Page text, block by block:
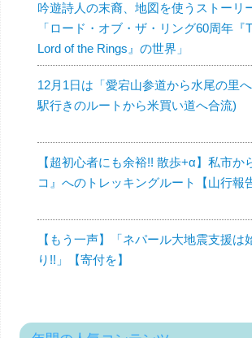
吟遊詩人の末裔、地図を使うストーリ
「ロード・オブ・ザ・リング60周年『
Lord of the Rings』の世界」
12月1日は「愛宕山参道から水尾の里
駅行きのルートから米買い道へ合流)
【超初心者にも余裕!! 散歩+α】私市か
コ』へのトレッキングルート【山行報
【もう一声】「ネパール大地震支援は
り!!」【寄付を】